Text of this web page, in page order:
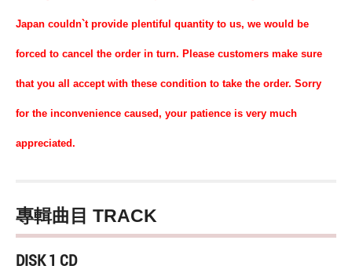
Japan couldn`t provide plentiful quantity to us, we would be
forced to cancel the order in turn. Please customers make sure
that you all accept with these condition to take the order. Sorry
for the inconvenience caused, your patience is very much
appreciated.
專輯曲目 TRACK
DISK 1 CD